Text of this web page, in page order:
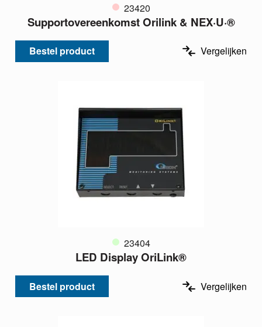
23420
Supportovereenkomst Orilink & NEX·U·®
Bestel product Vergelijken
23404
LED Display OriLink®
Bestel product Vergelijken